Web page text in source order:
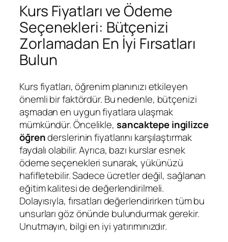
Kurs Fiyatları ve Ödeme
Seçenekleri: Bütçenizi
Zorlamadan En İyi Fırsatları
Bulun
Kurs fiyatları, öğrenim planınızı etkileyen
önemli bir faktördür. Bu nedenle, bütçenizi
aşmadan en uygun fiyatlara ulaşmak
mümkündür. Öncelikle, sancaktepe ingilizce
öğrenderslerinin fiyatlarını karşılaştırmak
faydalı olabilir. Ayrıca, bazı kurslar esnek
ödeme seçenekleri sunarak, yükünüzü
hafifletebilir. Sadece ücretler değil, sağlanan
eğitim kalitesi de değerlendirilmeli.
Dolayısıyla, fırsatları değerlendirirken tüm bu
unsurları göz önünde bulundurmak gerekir.
Unutmayın, bilgi en iyi yatırımınızdır.